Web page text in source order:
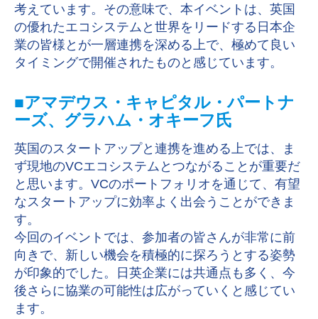
考えています。その意味で、本イベントは、英国
の優れたエコシステムと世界をリードする日本企
業の皆様とが一層連携を深める上で、極めて良い
タイミングで開催されたものと感じています。
■アマデウス・キャピタル・パートナ
ーズ、グラハム・オキーフ氏
英国のスタートアップと連携を進める上では、ま
ず現地のVCエコシステムとつながることが重要だ
と思います。VCのポートフォリオを通じて、有望
なスタートアップに効率よく出会うことができま
す。
今回のイベントでは、参加者の皆さんが非常に前
向きで、新しい機会を積極的に探ろうとする姿勢
が印象的でした。日英企業には共通点も多く、今
後さらに協業の可能性は広がっていくと感じてい
ます。